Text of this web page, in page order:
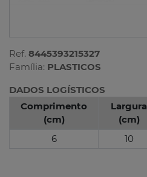
Ref. 8445393215327
Família: PLASTICOS
DADOS LOGÍSTICOS
Comprimento
(cm)
Largura
(cm)
6
10